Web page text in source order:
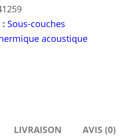
Sous-couches
acoustique
LIVRAISON AVIS (0)